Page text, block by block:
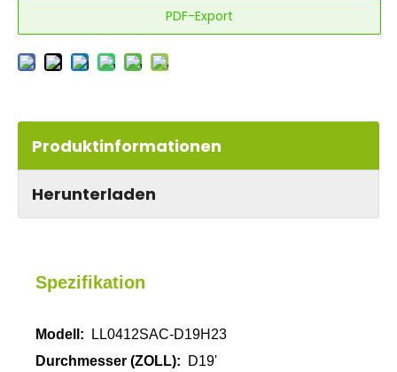
PDF-Export
Produktinformationen
Herunterladen
Spezifikation
Modell:
LL0412SAC-D19H23
Durchmesser (ZOLL):
D19'